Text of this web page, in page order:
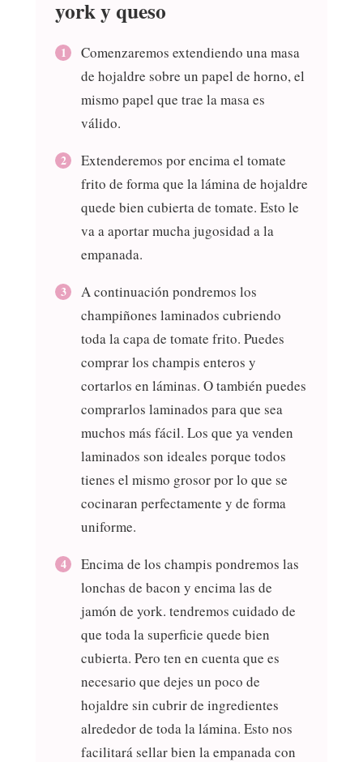
york y queso
Comenzaremos extendiendo una masa
de hojaldre sobre un papel de horno, el
mismo papel que trae la masa es
válido.
Extenderemos por encima el tomate
frito de forma que la lámina de hojaldre
quede bien cubierta de tomate. Esto le
va a aportar mucha jugosidad a la
empanada.
A continuación pondremos los
champiñones laminados cubriendo
toda la capa de tomate frito. Puedes
comprar los champis enteros y
cortarlos en láminas. O también puedes
comprarlos laminados para que sea
muchos más fácil. Los que ya venden
laminados son ideales porque todos
tienes el mismo grosor por lo que se
cocinaran perfectamente y de forma
uniforme.
Encima de los champis pondremos las
lonchas de bacon y encima las de
jamón de york. tendremos cuidado de
que toda la superficie quede bien
cubierta. Pero ten en cuenta que es
necesario que dejes un poco de
hojaldre sin cubrir de ingredientes
alrededor de toda la lámina. Esto nos
facilitará sellar bien la empanada con